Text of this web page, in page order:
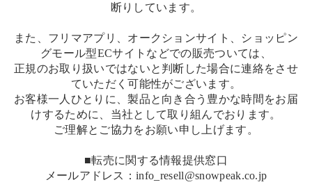
断りしています。
また、フリマアプリ、オークションサイト、ショッピン
グモール型ECサイトなどでの販売ついては、
正規のお取り扱いではないと判断した場合に連絡をさせ
ていただく可能性がございます。
お客様一人ひとりに、製品と向き合う豊かな時間をお届
けするために、当社として取り組んでおります。
ご理解とご協力をお願い申し上げます。
■転売に関する情報提供窓口
メールアドレス：info_resell@snowpeak.co.jp